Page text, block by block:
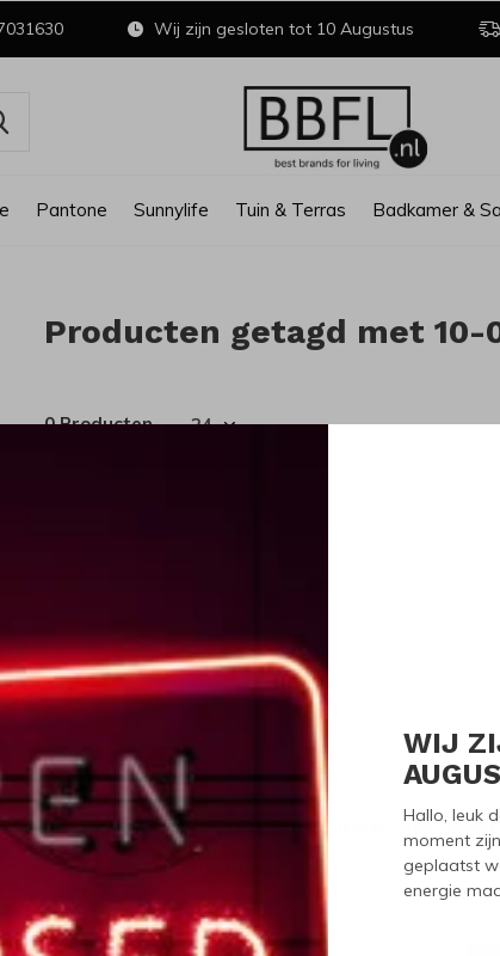
WIJ
Hallo, leuk
moment
geplaatst
energie
Pantone Sunnylife Tuin & Terras Badkamer &
Wij zijn gesloten tot 10 Augustus
Producten getagd met 10-
0 Producten
Meld je aan voor onze
Ontvang de nieuwste aanbiedingen en